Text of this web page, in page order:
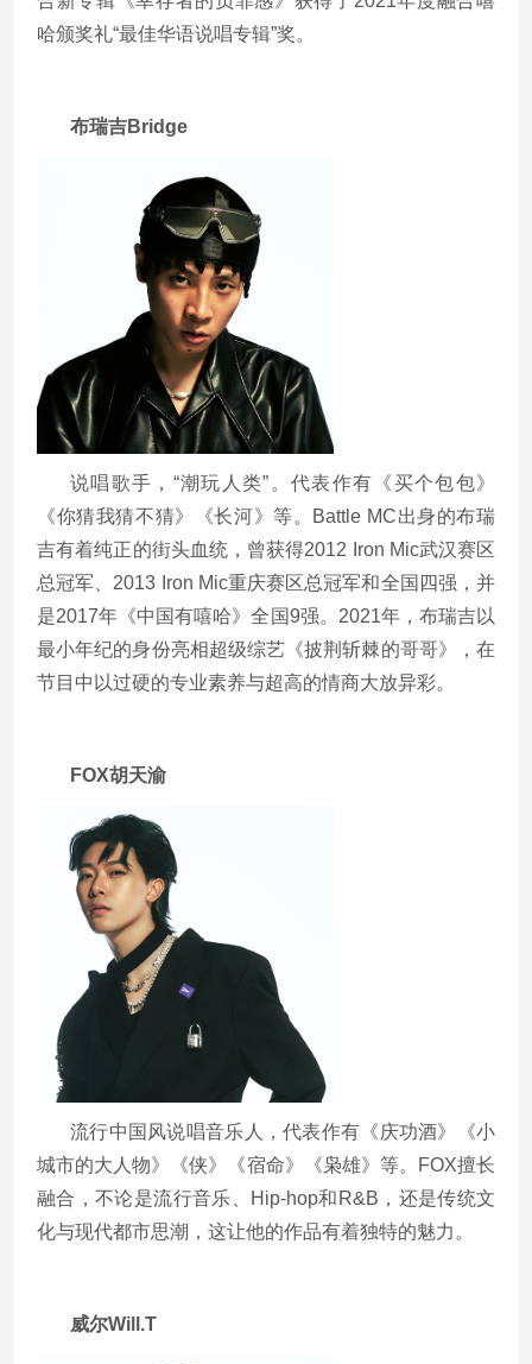
哈颁奖礼“最佳华语说唱专辑”奖。
布瑞吉Bridge
说唱歌手，“潮玩人类”。代表作有《买个包包》
《你猜我猜不猜》《长河》等。 Battle MC出身的布瑞
吉有着纯正的街头血统，曾获得2012 Iron Mic武汉赛区
总冠军、 2013 Iron Mic重庆赛区总冠军和全国四强，并
是2017年《中国有嘻哈》全国9强。 2021年，布瑞吉以
最小年纪的身份亮相超级综艺《披荆斩棘的哥哥》，在
节目中以过硬的专业素养与超高的情商大放异彩。
FOX胡天渝
流行中国风说唱音乐人，代表作有《庆功酒》《小
城市的大人物》《侠》《宿命》《枭雄》等。
FOX擅长
融合，不论是流行音乐、
Hip-hop和 R&B ，还是传统文
化与现代都市思潮，这让他的作品有着独特的魅力。
威尔Will.T